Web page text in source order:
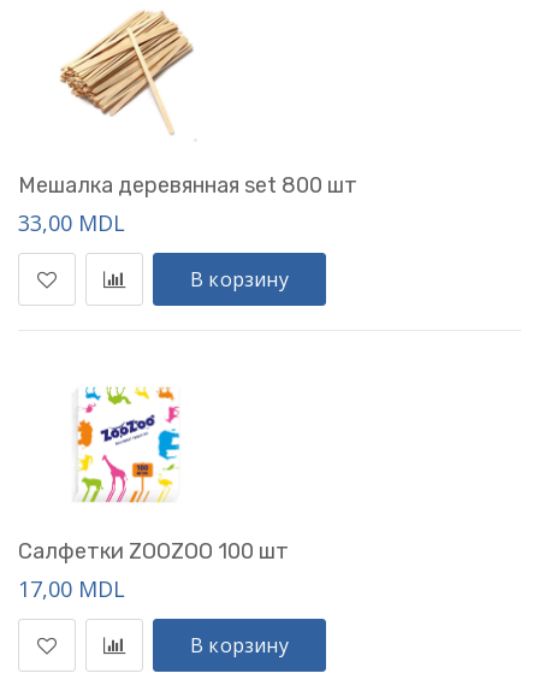
Мешалка деревянная set 800 шт
33,00 MDL
В корзину
Салфетки ZOOZOO 100 шт
17,00 MDL
В корзину